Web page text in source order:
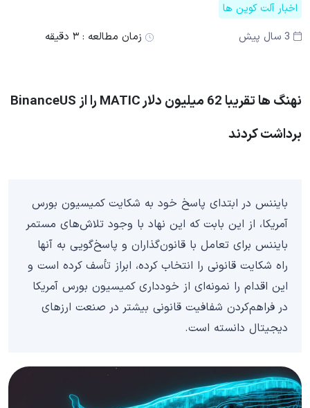
اخبار آلت کوین ها
3 سال پیش
زمان مطالعه : ۳ دقیقه
نهنگ ها تقریبا 62 میلیون دلار MATIC را از BinanceUS
برداشت کردند
بایننس در ابتدای پاسخ خود به شکایت کمیسیون بورس
آمریکا، از این بابت که این نهاد با وجود تلاش‌های مستمر
بایننس برای تعامل با قانون‌گذاران و پاسخ‌گویی به آنها
راه شکایت قانونی را انتخاب کرده، ابراز تأسف کرده است و
این اقدام را نمونه‌ای از خودداری کمیسیون بورس آمریکا
در فراهم‌کردن شفافیت قانونی بیشتر در صنعت ارزهای
دیجیتال دانسته است.